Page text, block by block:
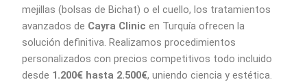
mejillas (bolsas de Bichat) o el cuello, los tratamientos
avanzados de Cayra Clinic en Turquía ofrecen la
solución definitiva. Realizamos procedimientos
personalizados con precios competitivos todo incluido
desde 1.200€ hasta 2.500€, uniendo ciencia y estética.